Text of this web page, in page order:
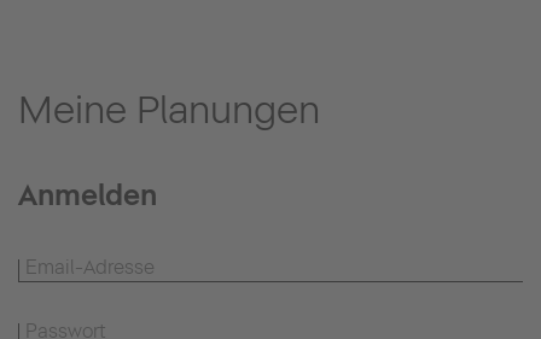
Meine Planungen
Anmelden